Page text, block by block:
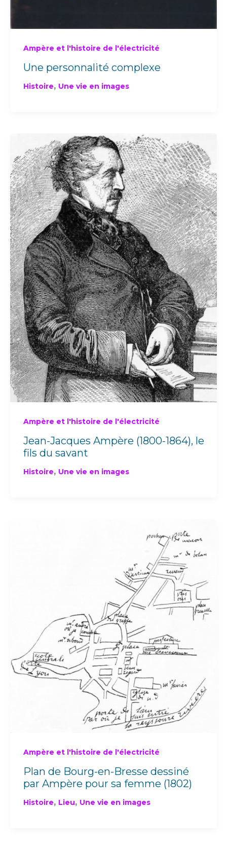
Ampère et l'histoire de l'électricité
Une personnalité complexe
Histoire, Une vie en images
Ampère et l'histoire de l'électricité
Jean-Jacques Ampère (1800-1864), le
fils du savant
Histoire, Une vie en images
Ampère et l'histoire de l'électricité
Plan de Bourg-en-Bresse dessiné
par Ampère pour sa femme (1802)
Histoire, Lieu, Une vie en images